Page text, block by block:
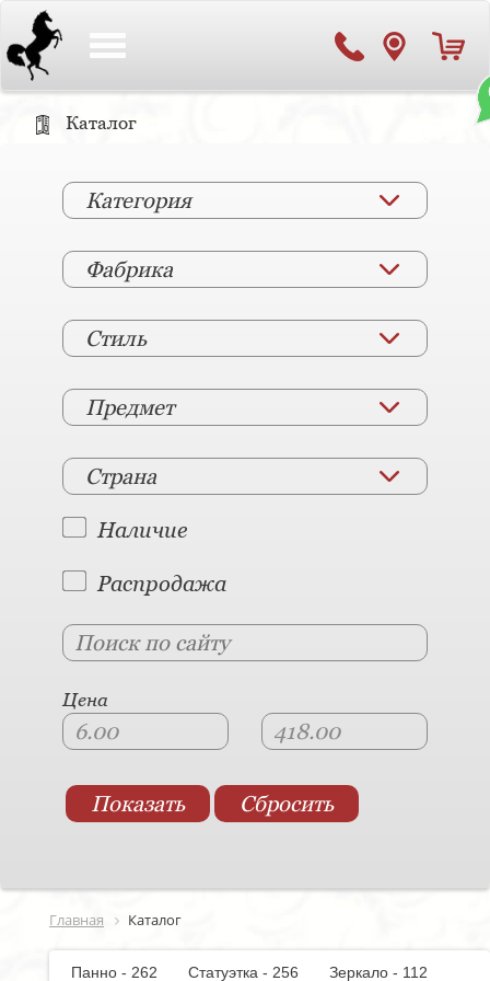
Каталог
Категория
Фабрика
Стиль
Предмет
Страна
Наличие
Распродажа
Цена
Главная Каталог
Панно - 262 Статуэтка - 256
Зеркало - 112